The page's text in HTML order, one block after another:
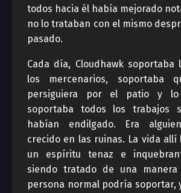
todos hacia él había mejorado
no lo trataban con el mismo
pasado.
Cada día, Cloudhawk soportaba
los mercenarios, soportaba
persiguiera por el patio y lo
soportaba todos los trabajos
habían endilgado. Era
crecido en las ruinas. La vida
un espíritu tenaz e
siendo tratado de una manera
persona normal podría soportar,